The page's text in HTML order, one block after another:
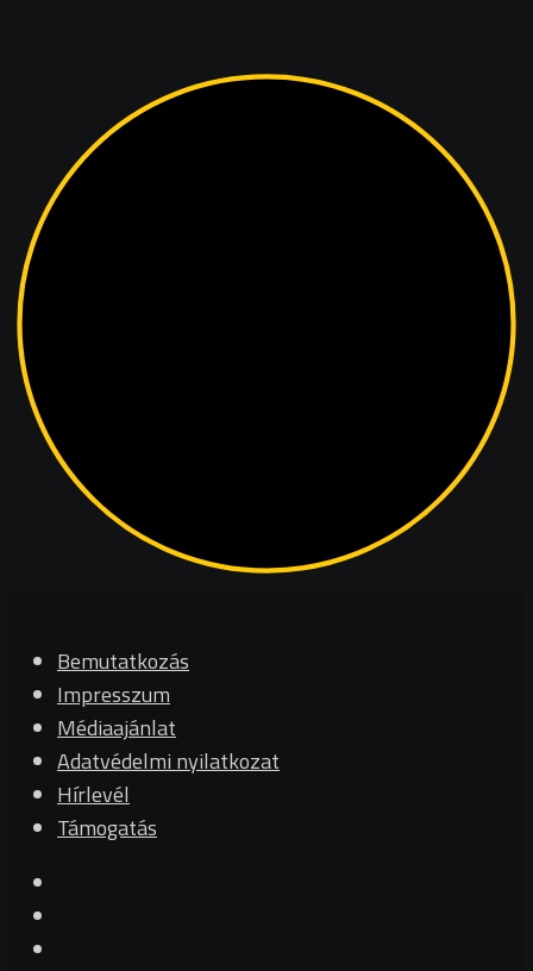
Bemutatkozás
Impresszum
Médiaajánlat
Adatvédelmi nyilatkozat
Hírlevél
Támogatás